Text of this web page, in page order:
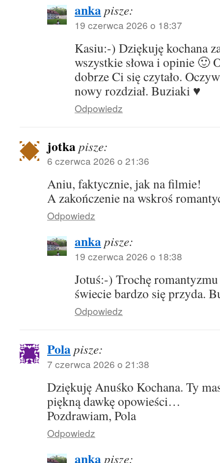
ankapisze:
19 czerwca 2026 o 18:37
Kasiu:-) Dziękuję kochana
wszystkie słowa i opinie 🙂
dobrze Ci się czytało.
nowy rozdział. Buziaki ♥️
Odpowiedz
jotkapisze:
6 czerwca 2026 o 21:36
Aniu, faktycznie, jak na filmie!
A zakończenie na wskroś
Odpowiedz
ankapisze:
19 czerwca 2026 o 18:38
Jotuś:-) Trochę
świecie bardzo się przyda.
Odpowiedz
Polapisze:
7 czerwca 2026 o 21:38
Dziękuję Anuśko Kochana. Ty
piękną dawkę opowieści…
Pozdrawiam, Pola
Odpowiedz
ankapisze: